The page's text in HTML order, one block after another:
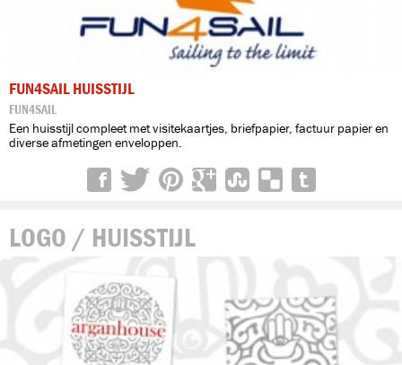
FUN4SAIL HUISSTIJL
FUN4SAIL
Een huisstijl compleet met visitekaartjes, briefpapier, factuur papier en
diverse afmetingen enveloppen.
LOGO / HUISSTIJL